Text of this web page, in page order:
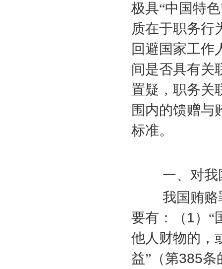
极具“中国特
质在于职务行
回避国家工作
间是否具有关
置疑，职务关
围内的馈赠与
标准。
一、对我国
我国贿赂罪
要有：（1）“
他人财物的，
益”（第385条